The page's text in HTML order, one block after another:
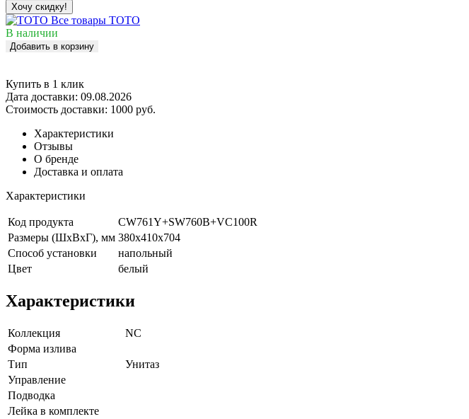
Хочу скидку!
Все товары TOTO
В наличии
Добавить в корзину
Купить в 1 клик
Дата доставки: 09.08.2026
Стоимость доставки: 1000 руб.
Характеристики
Отзывы
О бренде
Доставка и оплата
Характеристики
Код продукта
CW761Y+SW760B+VC100R
Размеры (ШхВхГ), мм 380х410х704
Способ установки
напольный
Цвет
белый
Характеристики
Коллекция
NC
Форма излива
Тип
Унитаз
Управление
Подводка
Лейка в комплекте